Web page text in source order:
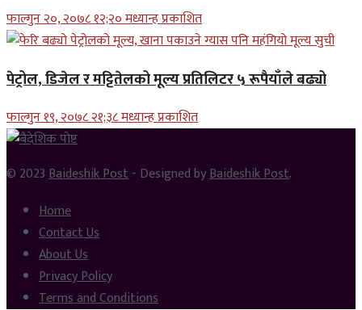
फाल्गुन २०, २०७८ १२;२० मध्यान्ह प्रकाशित
पेट्रोल, डिजेल र मट्टितेलको मूल्य प्रतिलिटर ५ रूपैयाँले बढ्यो
फाल्गुन १९, २०७८ २१;३८ मध्यान्ह प्रकाशित
© 2023Baideshik Post- Designed byBaideshik Post.
Home
Contact Us
About Us
Privacy Policy
Terms and Conditions